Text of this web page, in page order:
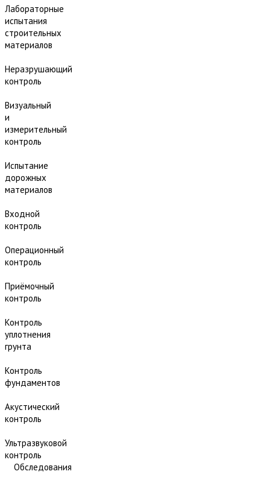
Лабораторные
испытания
строительных
материалов
Неразрушающий
контроль
Визуальный
и
измерительный
контроль
Испытание
дорожных
материалов
Входной
контроль
Операционный
контроль
Приёмочный
контроль
Контроль
уплотнения
грунта
Контроль
фундаментов
Акустический
контроль
Ультразвуковой
контроль
Обследования